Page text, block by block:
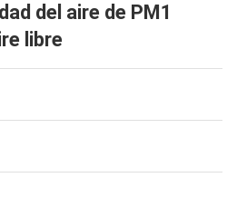
del aire de PM1
libre